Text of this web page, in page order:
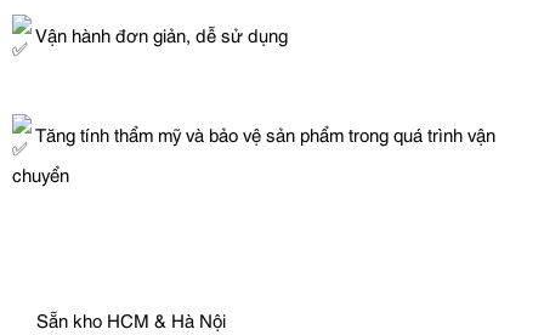
Vận hành đơn giản, dễ sử dụng
Tăng tính thẩm mỹ và bảo vệ sản phẩm trong quá trình vận
chuyển
Sẵn kho HCM & Hà Nội